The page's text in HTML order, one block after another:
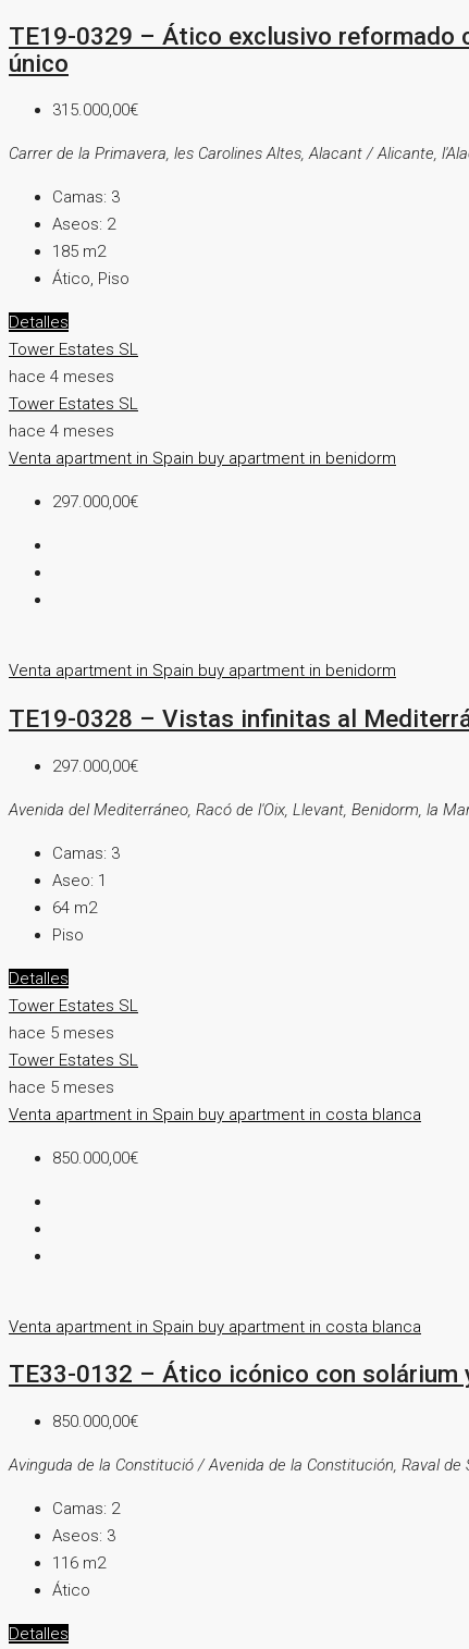
TE19-0329 – Ático exclusivo reformado
único
315.000,00€
Carrer de la Primavera, les Carolines Altes, Alacant / Alicante,
Camas: 3
Aseos: 2
185 m2
Ático, Piso
Detalles
Tower Estates SL
hace 4 meses
Tower Estates SL
hace 4 meses
Venta apartment in Spain buy apartment in benidorm
297.000,00€
Venta apartment in Spain buy apartment in benidorm
TE19-0328 – Vistas infinitas al
297.000,00€
Avenida del Mediterráneo, Racó de l'Oix, Llevant, Benidorm, la
Camas: 3
Aseo: 1
64 m2
Piso
Detalles
Tower Estates SL
hace 5 meses
Tower Estates SL
hace 5 meses
Venta apartment in Spain buy apartment in costa blanca
850.000,00€
Venta apartment in Spain buy apartment in costa blanca
TE33-0132 – Ático icónico con
850.000,00€
Avinguda de la Constitució / Avenida de la Constitución, Raval
Camas: 2
Aseos: 3
116 m2
Ático
Detalles